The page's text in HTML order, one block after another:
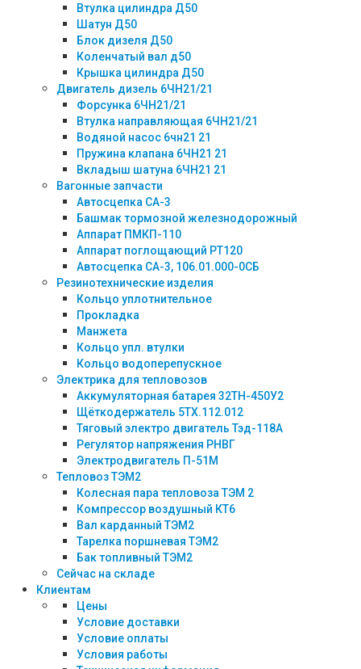
Втулка цилиндра Д50
Шатун Д50
Блок дизеля Д50
Коленчатый вал д50
Крышка цилиндра Д50
Двигатель дизель 6ЧН21/21
Форсунка 6ЧН21/21
Втулка направляющая 6ЧН21/21
Водяной насос 6чн21 21
Пружина клапана 6ЧН21 21
Вкладыш шатуна 6ЧН21 21
Вагонные запчасти
Автосцепка СА-3
Башмак тормозной железнодорожный
Аппарат ПМКП-110
Аппарат поглощающий РТ120
Автосцепка СА-3, 106.01.000-0СБ
Резинотехнические изделия
Кольцо уплотнительное
Прокладка
Манжета
Кольцо упл. втулки
Кольцо водоперепускное
Электрика для тепловозов
Аккумуляторная батарея 32ТН-450У2
Щёткодержатель 5ТХ.112.012
Тяговый электро двигатель Тэд-118А
Регулятор напряжения РНВГ
Электродвигатель П-51М
Тепловоз ТЭМ2
Колесная пара тепловоза ТЭМ 2
Компрессор воздушный КТ6
Вал карданный ТЭМ2
Тарелка поршневая ТЭМ2
Бак топливный ТЭМ2
Сейчас на складе
Клиентам
Цены
Условие доставки
Условие оплаты
Условия работы